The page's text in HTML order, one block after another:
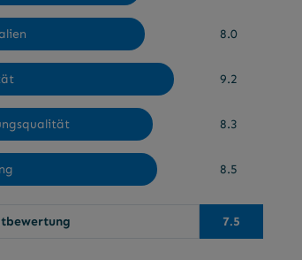
8.0
9.2
8.3
8.5
7.5